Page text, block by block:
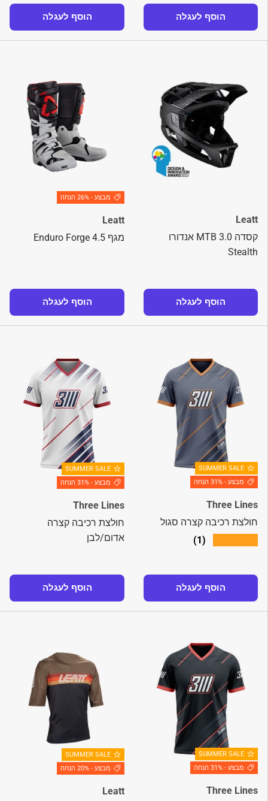
הוסף לעגלה הוסף לעגלה
Leatt
קסדה MTB 3.0 אנדורו
Stealth
הוסף לעגלה
מבצע - 26% הנחה
Leatt
מגף 4.5 Enduro Forge
הוסף לעגלה
SUMMER SALE
מבצע - 31% הנחה
Three Lines
חולצת רכיבה קצרה סגול
(1)
הוסף לעגלה
SUMMER SALE
מבצע - 31% הנחה
Three Lines
חולצת רכיבה קצרה
אדום/לבן
הוסף לעגלה
SUMMER SALE
מבצע - 31% הנחה
Three Lines
SUMMER SALE
מבצע - 20% הנחה
Leatt